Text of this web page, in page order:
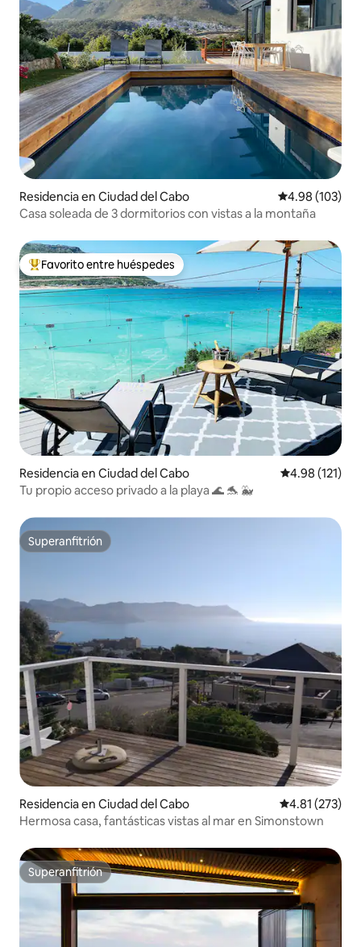
Residencia en Ciudad del Cabo Calificación
4.98 (103)
Casa soleada de 3 dormitorios con vistas a la montaña
De los mejores en Favorito entre huéspedes
Favorito entre huéspedes
Residencia en Ciudad del Cabo Calificación
4.98 (121)
Tu propio acceso privado a la playa 🌊 🐬 🐳
Superanfitrión
Superanfitrión
Residencia en Ciudad del Cabo Calificación
4.81 (273)
Hermosa casa, fantásticas vistas al mar en Simonstown
Superanfitrión
Superanfitrión